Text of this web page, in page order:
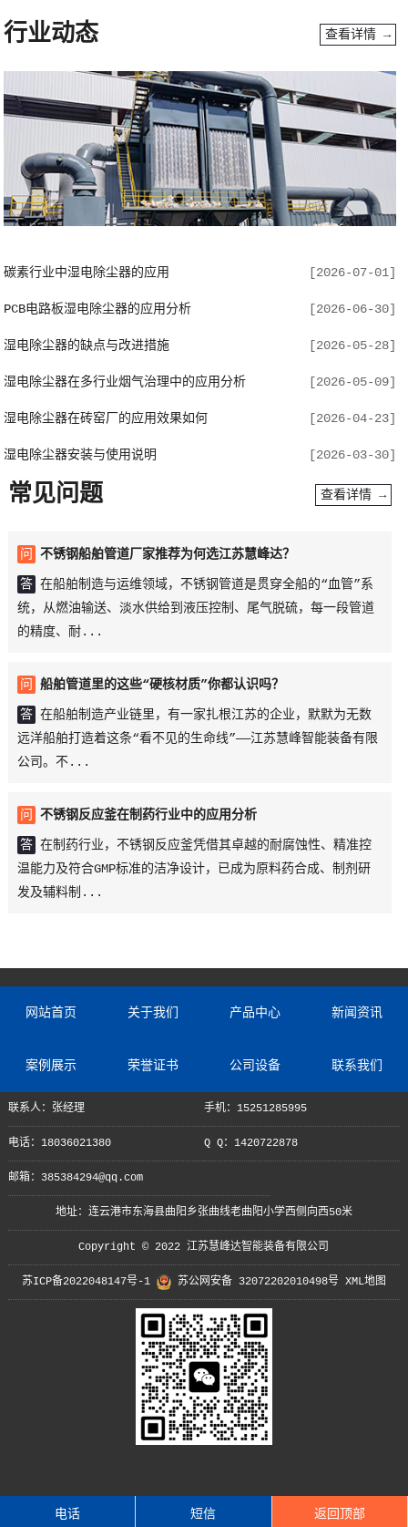
查看详情 →
行业动态
碳素行业中湿电除尘器的应用 [2026-07-01]
PCB电路板湿电除尘器的应用分析 [2026-06-30]
湿电除尘器的缺点与改进措施 [2026-05-28]
湿电除尘器在多行业烟气治理中的应用分析 [2026-05-09]
湿电除尘器在砖窑厂的应用效果如何 [2026-04-23]
湿电除尘器安装与使用说明 [2026-03-30]
查看详情 →
常见问题
问 不锈钢船舶管道厂家推荐为何选江苏慧峰达？
答 在船舶制造与运维领域，不锈钢管道是贯穿全船的“血管”系
统，从燃油输送、淡水供给到液压控制、尾气脱硫，每一段管道
的精度、耐...
问 船舶管道里的这些“硬核材质”你都认识吗？
答 在船舶制造产业链里，有一家扎根江苏的企业，默默为无数
远洋船舶打造着这条“看不见的生命线”——江苏慧峰智能装备有限
公司。不...
问 不锈钢反应釜在制药行业中的应用分析
答 在制药行业，不锈钢反应釜凭借其卓越的耐腐蚀性、精准控
温能力及符合GMP标准的洁净设计，已成为原料药合成、制剂研
发及辅料制...
网站首页 关于我们 产品中心 新闻资讯
案例展示 荣誉证书 公司设备 联系我们
联系人：张经理 手机：15251285995
电话：18036021380 Q Q：1420722878
邮箱：385384294@qq.com
地址：连云港市东海县曲阳乡张曲线老曲阳小学西侧向西50米
Copyright © 2022 江苏慧峰达智能装备有限公司
苏ICP备2022048147号-1 苏公网安备 32072202010498号 XML地图
电话 短信 返回顶部